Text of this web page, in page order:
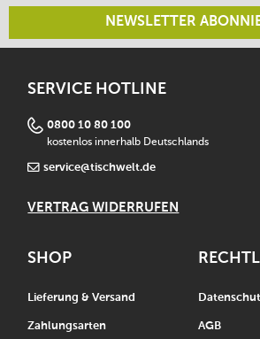
NEWSLETTER
SERVICE HOTLINE
0800 10 80 100
kostenlos innerhalb Deutschlands
service@tischwelt.de
VERTRAG WIDERRUFEN
SHOP
Lieferung & Versand
Zahlungsarten AGB